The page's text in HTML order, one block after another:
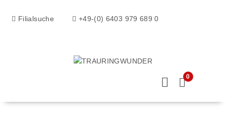
Filialsuche +49-(0) 6403 979 689 0
0